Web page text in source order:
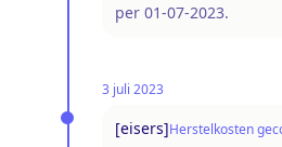
per 01-07-2023.
3 juli 2023
[eisers]Herstelkosten